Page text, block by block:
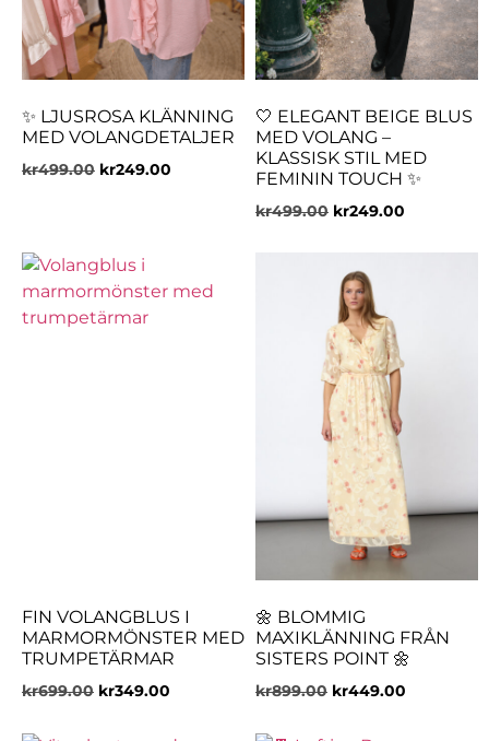
✨ LJUSROSA KLÄNNING
MED VOLANGDETALJER
kr499.00 kr249.00
🤍 ELEGANT BEIGE BLUS
MED VOLANG –
KLASSISK STIL MED
FEMININ TOUCH ✨
kr499.00 kr249.00
FIN VOLANGBLUS I
MARMORMÖNSTER MED
TRUMPETÄRMAR
kr699.00 kr349.00
🌼 BLOMMIG
MAXIKLÄNNING FRÅN
SISTERS POINT 🌼
kr899.00 kr449.00